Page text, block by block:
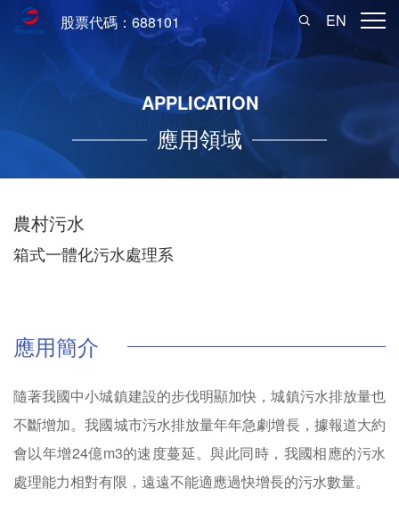
股票代碼：688101 EN
APPLICATION
應用領域
農村污水
箱式一體化污水處理系
應用簡介
隨著我國中小城鎮建設的步伐明顯加快，城鎮污水排放量也
不斷增加。我國城市污水排放量年年急劇增長，據報道大約
會以年增24億m3的速度蔓延。與此同時，我國相應的污水
處理能力相對有限，遠遠不能適應過快增長的污水數量。